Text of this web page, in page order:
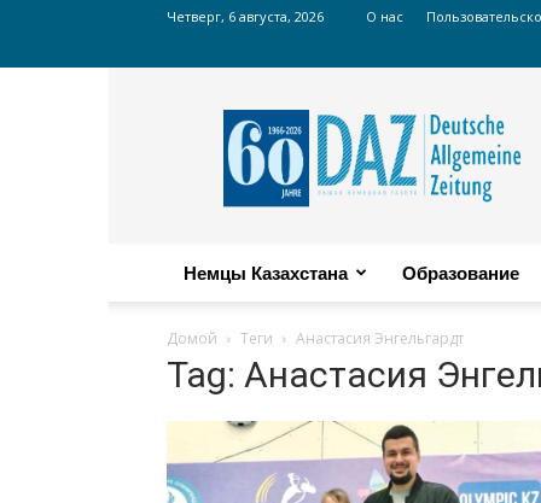
Четверг, 6 августа, 2026 О нас
Russian
DAZ
Немцы Казахстана Образование
Домой Теги Анастасия Энгельгардт
Tag: Анастасия